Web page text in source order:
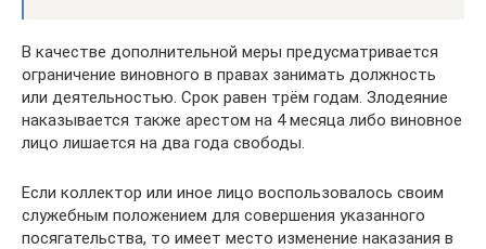
В качестве дополнительной меры предусматривается
ограничение виновного в правах занимать должность
или деятельностью. Срок равен трём годам. Злодеяние
наказывается также арестом на 4 месяца либо виновное
лицо лишается на два года свободы.
Если коллектор или иное лицо воспользовалось своим
служебным положением для совершения указанного
посягательства, то имеет место изменение наказания в